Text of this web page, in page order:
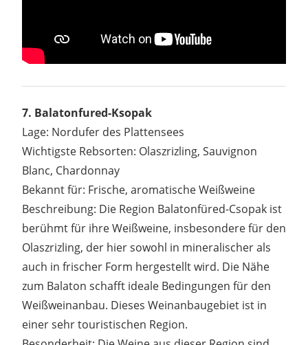
7. Balatonfured-Ksopak
Lage: Nordufer des Plattensees
Wichtigste Rebsorten: Olaszrizling, Sauvignon
Blanc, Chardonnay
Bekannt für: Frische, aromatische Weißweine
Beschreibung: Die Region Balatonfüred-Csopak ist
berühmt für ihre Weißweine, insbesondere für den
Olaszrizling, der hier sowohl in mineralischer als
auch in frischer Form hergestellt wird. Die Nähe
zum Balaton schafft ideale Bedingungen für den
Weißweinanbau. Dieses Weinanbaugebiet ist in
einer sehr touristischen Region.